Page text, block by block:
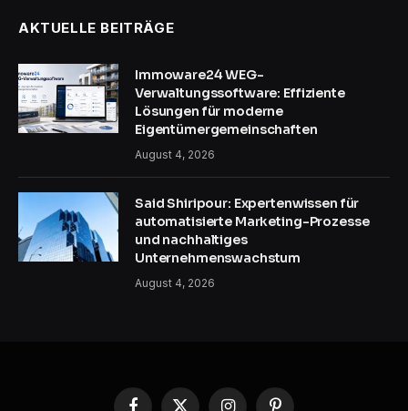
AKTUELLE BEITRÄGE
Immoware24 WEG-
Verwaltungssoftware: Effiziente
Lösungen für moderne
Eigentümergemeinschaften
August 4, 2026
Said Shiripour: Expertenwissen für
automatisierte Marketing-Prozesse
und nachhaltiges
Unternehmenswachstum
August 4, 2026